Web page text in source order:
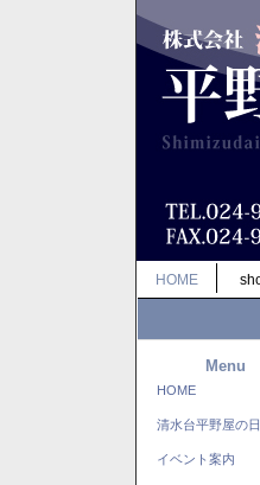
HOME
Menu
HOME
清水台平野屋の
イベント案内